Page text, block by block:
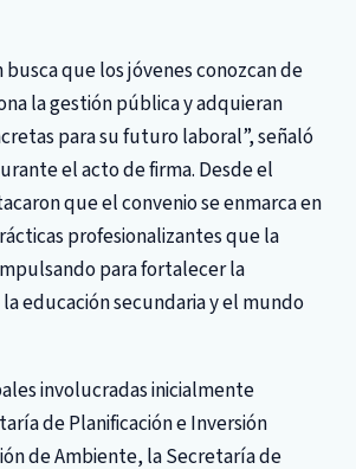
que los jóvenes conozcan de
la gestión pública y adquieran
para su futuro laboral”, señaló
el acto de firma. Desde el
que el convenio se enmarca en
profesionalizantes que la
para fortalecer la
educación secundaria y el mundo
involucradas inicialmente
de Planificación e Inversión
de Ambiente, la Secretaría de